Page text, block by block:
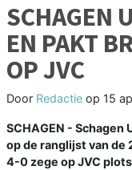
SCHAGEN
EN PAKT
OP JVC
Door Redactie op 15
SCHAGEN -
op de ranglijst van de
4-0 zege op JVC